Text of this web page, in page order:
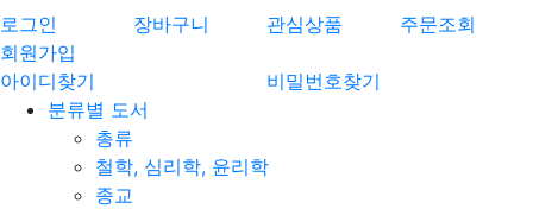
로그인 장바구니 관심상품
주문조회
회원가입
아이디찾기
비밀번호찾기
분류별 도서
총류
철학, 심리학, 윤리학
종교